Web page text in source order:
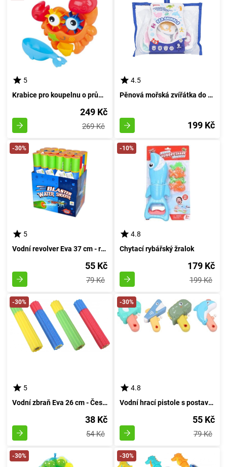
5
Krabice pro koupelnu o průměru 20 centimetrů
249 Kč
269 Kč
4.5
Pěnová mořská zvířátka do vany - sada 9 kusů
199 Kč
-30%
5
Vodní revolver Eva 37 cm - robustní
55 Kč
79 Kč
-10%
4.8
Chytací rybářský žralok
179 Kč
199 Kč
-30%
5
Vodní zbraň Eva 26 cm - České balení
38 Kč
54 Kč
-30%
4.8
Vodní hrací pistole s postavičkami zvířátek 12 cm
55 Kč
79 Kč
-30% -30%